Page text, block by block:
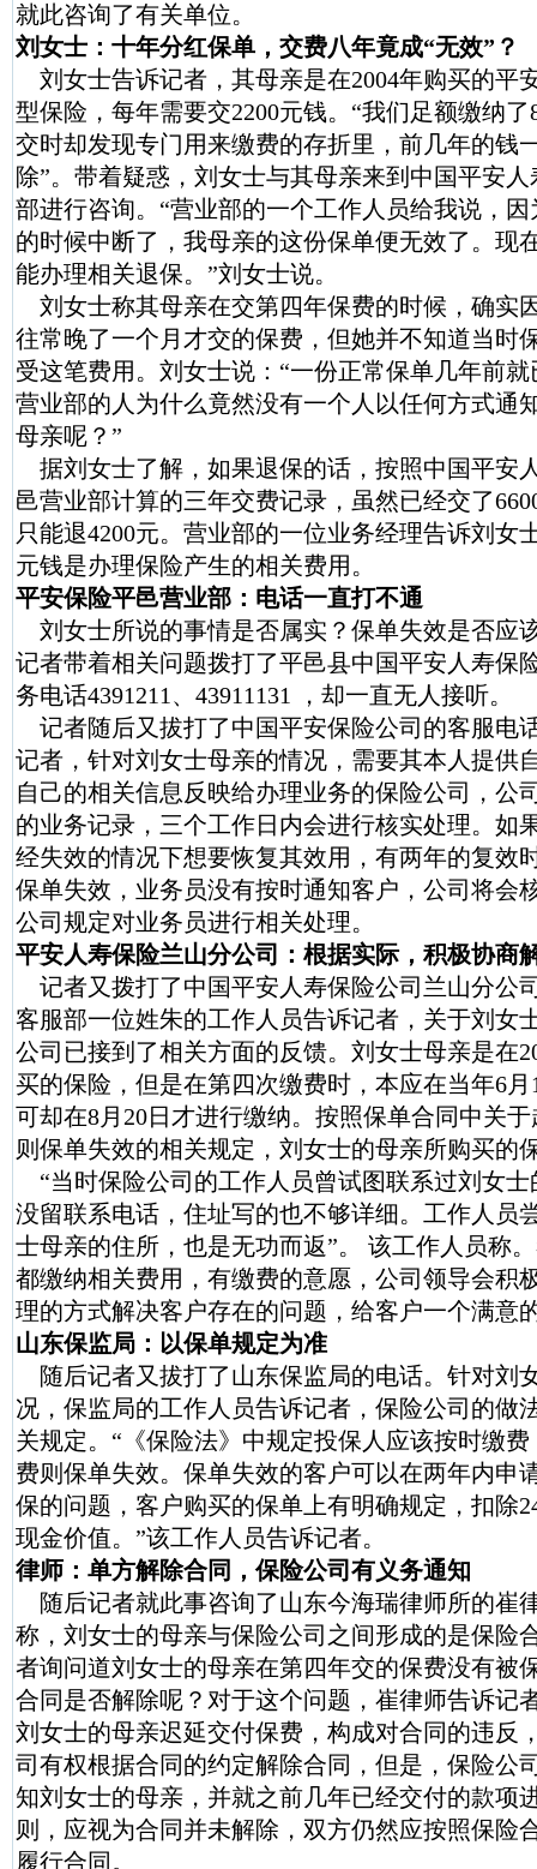
就此咨询了有关单位。
刘女士：十年分红保单，交费八年竟成“无效”？
刘女士告诉记者，其母亲是在2004年购买的平
型保险，每年需要交2200元钱。“我们足额缴纳
交时却发现专门用来缴费的存折里，前几年的钱
除”。带着疑惑，刘女士与其母亲来到中国平安
部进行咨询。“营业部的一个工作人员给我说，
的时候中断了，我母亲的这份保单便无效了。现
能办理相关退保。”刘女士说。
刘女士称其母亲在交第四年保费的时候，确实
往常晚了一个月才交的保费，但她并不知道当时
受这笔费用。刘女士说：“一份正常保单几年前
营业部的人为什么竟然没有一个人以任何方式通
母亲呢？”
据刘女士了解，如果退保的话，按照中国平安
邑营业部计算的三年交费记录，虽然已经交了
只能退4200元。营业部的一位业务经理告诉刘女
元钱是办理保险产生的相关费用。
平安保险平邑营业部：电话一直打不通
刘女士所说的事情是否属实？保单失效是否应
记者带着相关问题拨打了平邑县中国平安人寿保
务电话4391211、43911131 ，却一直无人接听。
记者随后又拔打了中国平安保险公司的客服电
记者，针对刘女士母亲的情况，需要其本人提供
自己的相关信息反映给办理业务的保险公司，公
的业务记录，三个工作日内会进行核实处理。如
经失效的情况下想要恢复其效用，有两年的复效
保单失效，业务员没有按时通知客户，公司将会
公司规定对业务员进行相关处理。
平安人寿保险兰山分公司：根据实际，积极协商
记者又拨打了中国平安人寿保险公司兰山分公
客服部一位姓朱的工作人员告诉记者，关于刘女
公司已接到了相关方面的反馈。刘女士母亲是在
买的保险，但是在第四次缴费时，本应在当年6
可却在8月20日才进行缴纳。按照保单合同中关
则保单失效的相关规定，刘女士的母亲所购买的
“当时保险公司的工作人员曾试图联系过刘女士
没留联系电话，住址写的也不够详细。工作人员
士母亲的住所，也是无功而返”。 该工作人员称
都缴纳相关费用，有缴费的意愿，公司领导会积
理的方式解决客户存在的问题，给客户一个满意
山东保监局：以保单规定为准
随后记者又拔打了山东保监局的电话。针对刘
况，保监局的工作人员告诉记者，保险公司的做
关规定。“《保险法》中规定投保人应该按时缴
费则保单失效。保单失效的客户可以在两年内申
保的问题，客户购买的保单上有明确规定，扣除
现金价值。”该工作人员告诉记者。
律师：单方解除合同，保险公司有义务通知
随后记者就此事咨询了山东今海瑞律师所的崔
称，刘女士的母亲与保险公司之间形成的是保险
者询问道刘女士的母亲在第四年交的保费没有被
合同是否解除呢？对于这个问题，崔律师告诉记
刘女士的母亲迟延交付保费，构成对合同的违反
司有权根据合同的约定解除合同，但是，保险公
知刘女士的母亲，并就之前几年已经交付的款项
则，应视为合同并未解除，双方仍然应按照保险
履行合同。